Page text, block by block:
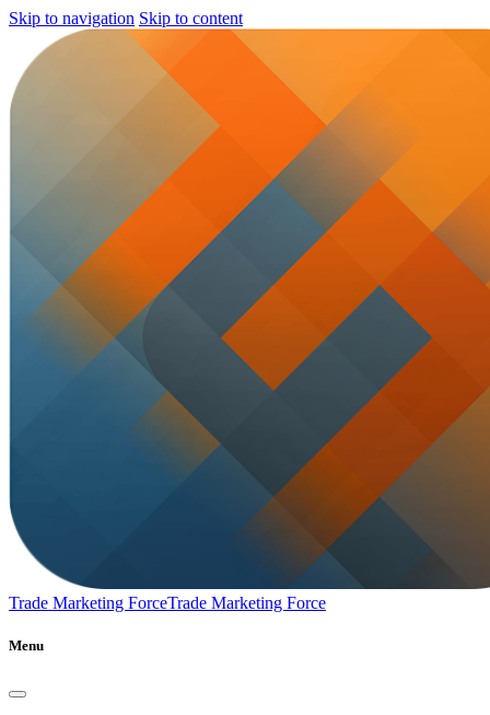
Skip to navigation Skip to content
Trade Marketing ForceTrade Marketing Force
Menu